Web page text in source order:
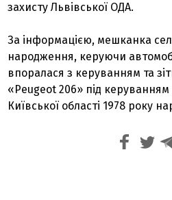
захисту Львівської ОДА.
За інформацією, мешканка
народження, керуючи
впоралася з керуванням та
«Peugeot 206» під
Київської області 1978 року